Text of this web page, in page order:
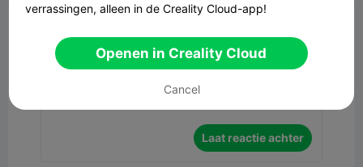
Laat reactie achter
verrassingen, alleen in de Creality Cloud-app!
Openen in Creality Cloud
Cancel